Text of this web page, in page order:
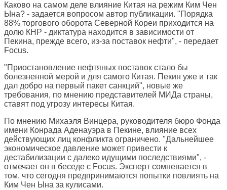
Каково на самом деле влияние Китая на режим Ким Чен
Ына? - задается вопросом автор публикации. "Порядка
88% торгового оборота Северной Кореи приходится на
долю КНР - диктатура находится в зависимости от
Пекина, прежде всего, из-за поставок нефти", - передает
Focus.
"Приостановление нефтяных поставок стало бы
болезненной мерой и для самого Китая. Пекин уже и так
дал добро на первый пакет санкций", новые же
требования, по мнению представителей МИДа страны,
ставят под угрозу интересы Китая.
По мнению Михаэля Винцера, руководителя бюро Фонда
имени Конрада Аденауэра в Пекине, влияние всех
действующих лиц конфликта ограничено. "Дальнейшее
экономическое давление может привести к
дестабилизации с далеко идущими последствиями", -
отмечает он в беседе с Focus. Эксперт сомневается в
том, что сегодня предпринимаются попытки повлиять на
Ким Чен Ына за кулисами.